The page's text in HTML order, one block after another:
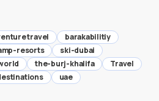
travel
barakabilitiy
resorts
ski-dubai
the-burj-khalifa
Travel
uae